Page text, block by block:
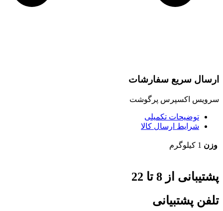
ارسال سریع سفارشات
سرویس اکسپرس پرگوشت
توضیحات تکمیلی
شرایط ارسال کالا
وزن 1 کیلوگرم
پشتیبانی از 8 تا 22
تلفن پشتبیانی